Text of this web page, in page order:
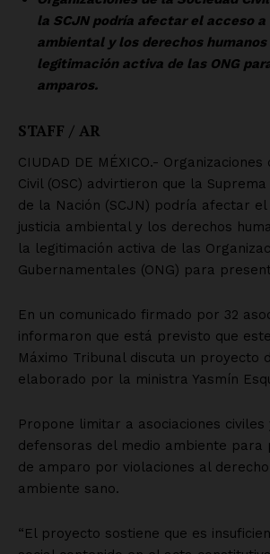
Empresa
Nosotros
Contacto
Política de privacidad
Políticas del Sitio
Información Propietaria / Financiación
Mi cuenta